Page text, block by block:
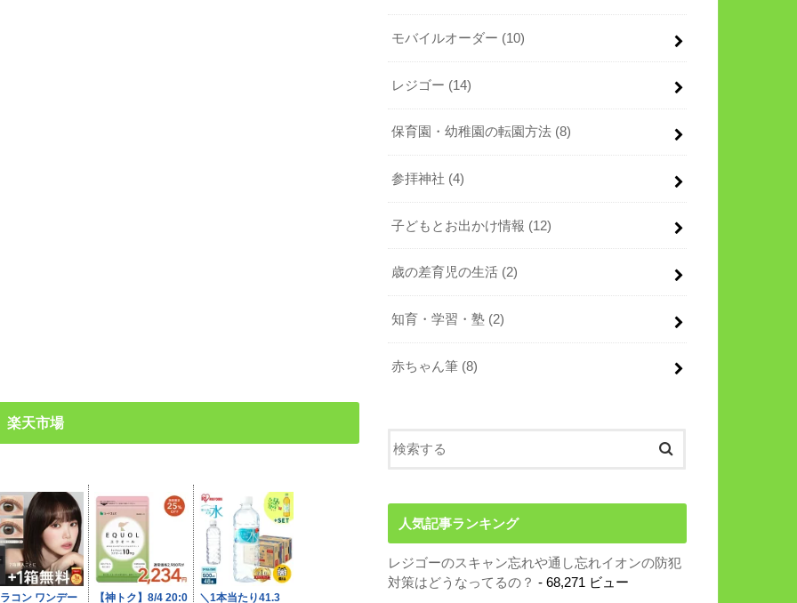
楽天市場
モバイルオーダー (10)
レジゴー (14)
保育園・幼稚園の転園方法 (8)
参拝神社 (4)
子どもとお出かけ情報 (12)
歳の差育児の生活 (2)
知育・学習・塾 (2)
赤ちゃん筆 (8)
人気記事ランキング
レジゴーのスキャン忘れや通し忘れイオンの防犯
対策はどうなってるの？ - 68,271 ビュー